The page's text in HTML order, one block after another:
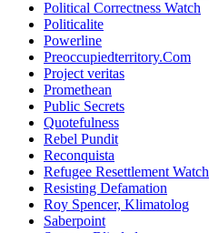
Political Correctness Watch
Politicalite
Powerline
Preoccupiedterritory.Com
Project veritas
Promethean
Public Secrets
Quotefulness
Rebel Pundit
Reconquista
Refugee Resettlement Watch
Resisting Defamation
Roy Spencer, Klimatolog
Saberpoint